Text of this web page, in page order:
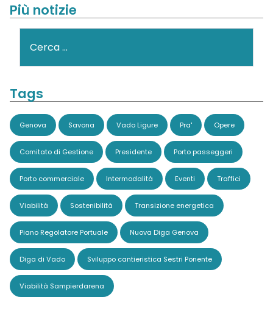
Più notizie
Tags
Genova Savona Vado Ligure Pra' Opere
Comitato di Gestione Presidente Porto passeggeri
Porto commerciale Intermodalità Eventi Traffici
Viabilità Sostenibilità Transizione energetica
Piano Regolatore Portuale Nuova Diga Genova
Diga di Vado Sviluppo cantieristica Sestri Ponente
Viabilità Sampierdarena